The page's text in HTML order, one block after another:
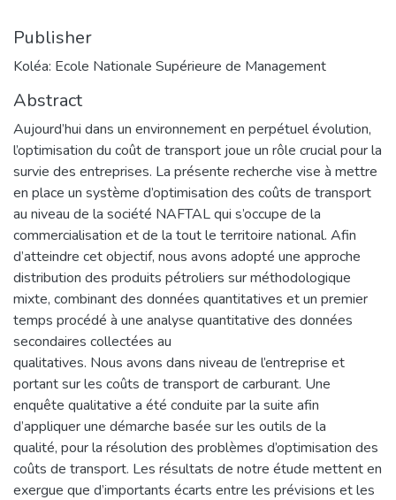
Publisher
Koléa: Ecole Nationale Supérieure de Management
Abstract
Aujourd’hui dans un environnement en perpétuel évolution,
l’optimisation du coût de transport joue un rôle crucial pour la
survie des entreprises. La présente recherche vise à mettre
en place un système d’optimisation des coûts de transport
au niveau de la société NAFTAL qui s’occupe de la
commercialisation et de la tout le territoire national. Afin
d’atteindre cet objectif, nous avons adopté une approche
distribution des produits pétroliers sur méthodologique
mixte, combinant des données quantitatives et un premier
temps procédé à une analyse quantitative des données
secondaires collectées au
qualitatives. Nous avons dans niveau de l’entreprise et
portant sur les coûts de transport de carburant. Une
enquête qualitative a été conduite par la suite afin
d’appliquer une démarche basée sur les outils de la
qualité, pour la résolution des problèmes d’optimisation des
coûts de transport. Les résultats de notre étude mettent en
exergue que d’importants écarts entre les prévisions et les